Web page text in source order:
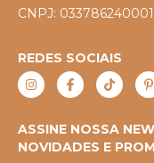
CNPJ:
REDES SOCIAIS
ASSINE NOSSA
NOVIDADES E